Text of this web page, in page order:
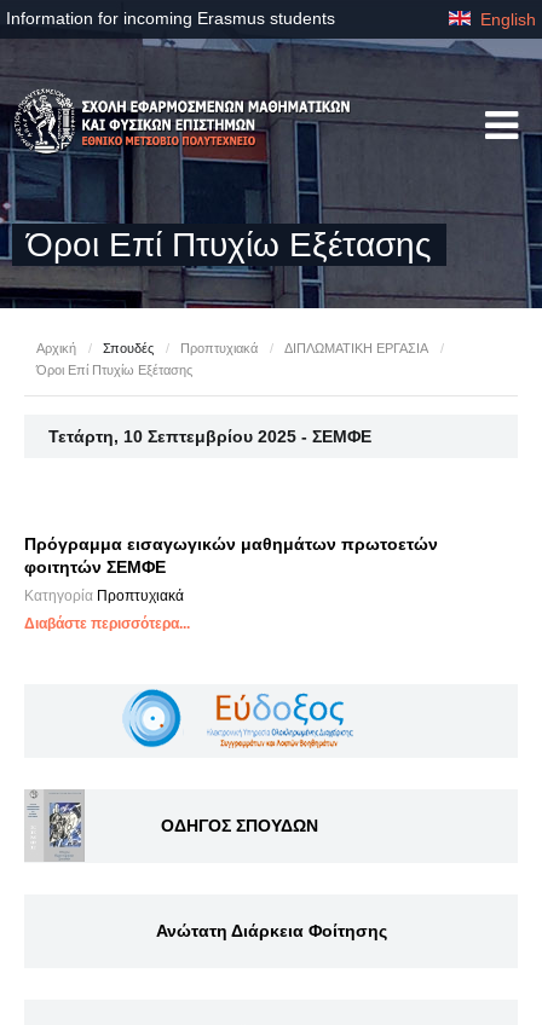
Information for incoming Erasmus students English
Όροι Επί Πτυχίω Εξέτασης
Αρχική / Σπουδές / Προπτυχιακά / ΔΙΠΛΩΜΑΤΙΚΗ ΕΡΓΑΣΙΑ
/
Όροι Επί Πτυχίω Εξέτασης
Τετάρτη, 10 Σεπτεμβρίου 2025 - ΣΕΜΦΕ
Πρόγραμμα εισαγωγικών μαθημάτων πρωτοετών
φοιτητών ΣΕΜΦΕ
Κατηγορία Προπτυχιακά
Διαβάστε περισσότερα...
ΟΔΗΓΟΣ ΣΠΟΥΔΩΝ
Ανώτατη Διάρκεια Φοίτησης